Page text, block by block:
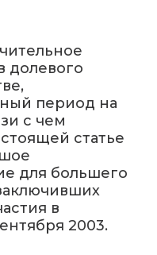
долевого
период на
с чем
статье
для большего
в
2003.